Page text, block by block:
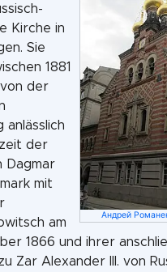
Андрей
Kirche in
Sie
1881
der
anlässlich
der
Dagmar
mit
am
1866 und ihrer
Zar Alexander III. von